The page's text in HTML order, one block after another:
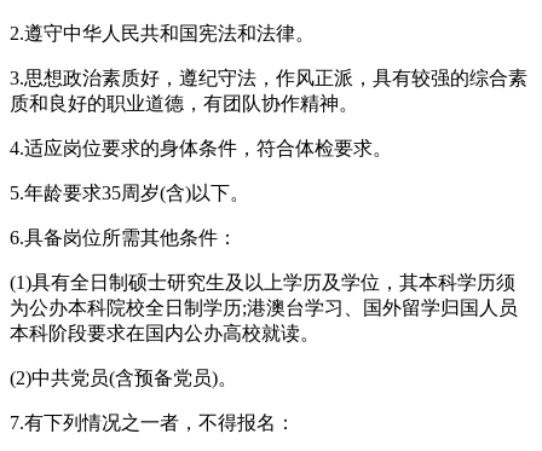
2.遵守中华人民共和国宪法和法律。
3.思想政治素质好，遵纪守法，作风正派，具有较强的综合素
质和良好的职业道德，有团队协作精神。
4.适应岗位要求的身体条件，符合体检要求。
5.年龄要求35周岁(含)以下。
6.具备岗位所需其他条件：
(1)具有全日制硕士研究生及以上学历及学位，其本科学历须
为公办本科院校全日制学历;港澳台学习、国外留学归国人员
本科阶段要求在国内公办高校就读。
(2)中共党员(含预备党员)。
7.有下列情况之一者，不得报名：